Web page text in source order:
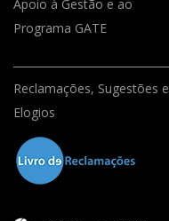
Apoio à Gestão e ao
Programa GATE
Reclamações, Sugestões e
Elogios